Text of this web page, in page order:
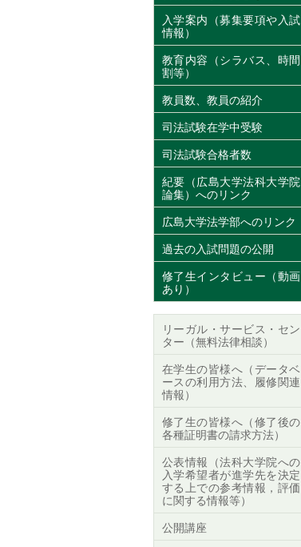
入学案内（募集要項や入試
情報）
教育内容（シラバス、時間
割等）
教員数、教員の紹介
司法試験在学中受験
司法試験合格者数
紀要（広島大学法科大学院
論集）へのリンク
広島大学法学部へのリンク
過去の入試問題の公開
修了生インタビュー（動画
あり）
リーガル・サービス・セン
ター（無料法律相談）
在学生の皆様へ（データベ
ースの利用方法、履修関連
情報）
修了生の皆様へ（修了後の
各種証明書の請求方法）
公表情報（法科大学院への
入学希望者が進学先を決定
する上での参考情報，評価
に関する情報等）
公開講座